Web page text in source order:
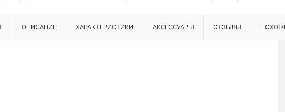
ОПИСАНИЕ ХАРАКТЕРИСТИКИ АКСЕССУАРЫ ОТЗЫВЫ